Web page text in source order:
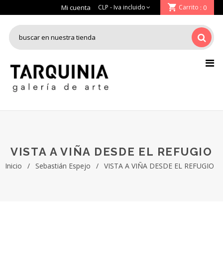
Mi cuenta Carrito : 0
VISTA A VIÑA DESDE EL REFUGIO
Inicio / Sebastián Espejo / VISTA A VIÑA DESDE EL REFUGIO